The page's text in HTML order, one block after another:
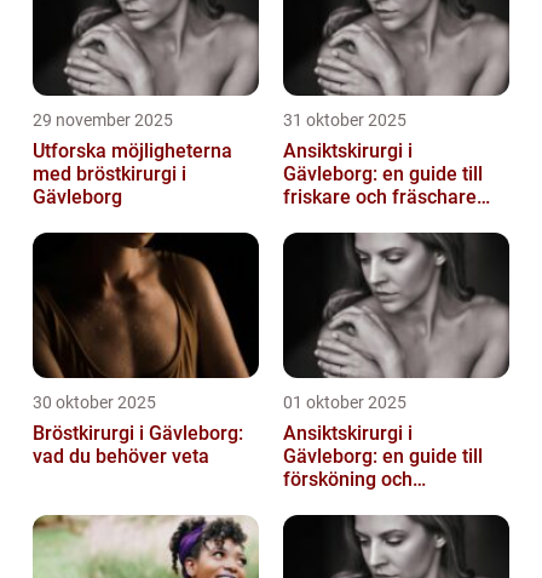
29 november 2025
Utforska möjligheterna
med bröstkirurgi i
Gävleborg
31 oktober 2025
Ansiktskirurgi i
Gävleborg: en guide till
friskare och fräschare
30 oktober 2025
Bröstkirurgi i Gävleborg:
vad du behöver veta
01 oktober 2025
Ansiktskirurgi i
Gävleborg: en guide till
försköning och